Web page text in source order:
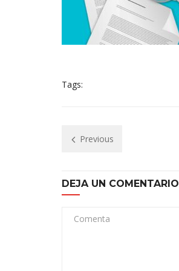
Tags:
Previous
DEJA UN COMENTARIO
Comenta